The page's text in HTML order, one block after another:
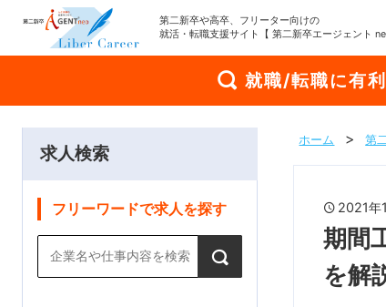
第二新卒や高卒、フリーター向けの
就活・転職支援サイト【 第二新卒エージェント
就職/転職に有
求人検索
フリーワードで求人を探す
ホーム 第
2021年
期間
を解